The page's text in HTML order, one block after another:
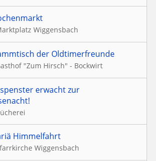
Wiggensbach
der Oldtimerfreunde
"Zum Hirsch" - Bockwirt
erwacht zur
Himmelfahrt
Wiggensbach